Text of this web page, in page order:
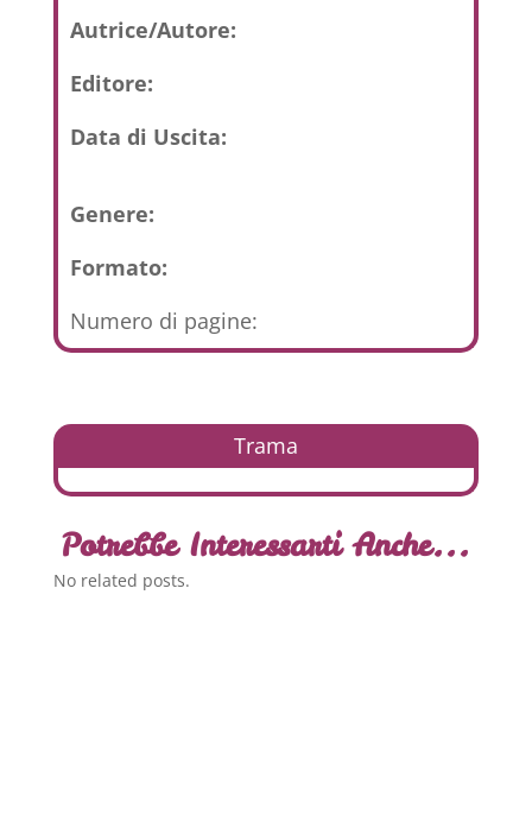
Autrice/Autore:
Editore:
Data di Uscita:
Genere:
Formato:
Numero di pagine:
Trama
Potrebbe Interessarti Anche...
No related posts.